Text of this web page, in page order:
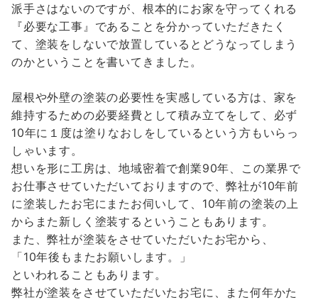
派手さはないのですが、根本的にお家を守ってくれる
『必要な工事』であることを分かっていただきたく
て、塗装をしないで放置しているとどうなってしまう
のかということを書いてきました。
屋根や外壁の塗装の必要性を実感している方は、家を
維持するための必要経費として積み立てをして、必ず
10年に１度は塗りなおしをしているという方もいらっ
しゃいます。
想いを形に工房は、地域密着で創業90年、この業界で
お仕事させていただいておりますので、弊社が10年前
に塗装したお宅にまたお伺いして、10年前の塗装の上
からまた新しく塗装するということもあります。
また、弊社が塗装をさせていただいたお宅から、
「10年後もまたお願いします。」
といわれることもあります。
弊社が塗装をさせていただいたお宅に、また何年かた